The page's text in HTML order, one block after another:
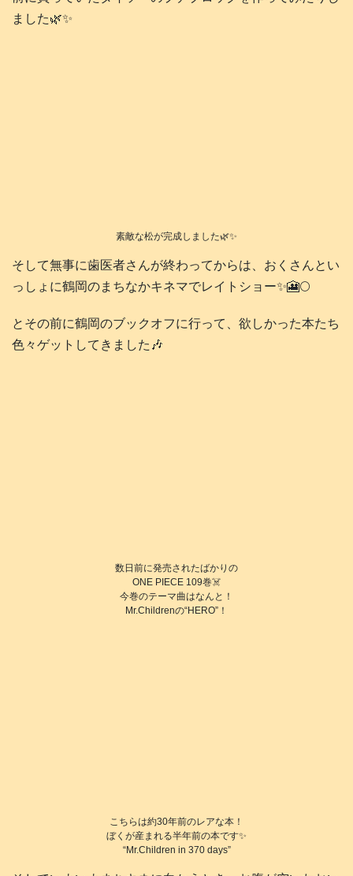
ました🌿✨
素敵な松が完成しました🌿✨
そして無事に歯医者さんが終わってからは、おくさんとい
っしょに鶴岡のまちなかキネマでレイトショー✨🎦🌕️
とその前に鶴岡のブックオフに行って、欲しかった本たち
色々ゲットしてきました🎶
数日前に発売されたばかりの
ONE PIECE 109巻☠️
今巻のテーマ曲はなんと！
Mr.Childrenの“HERO”！
こちらは約30年前のレアな本！
ぼくが産まれる半年前の本です✨
“Mr.Children in 370 days”